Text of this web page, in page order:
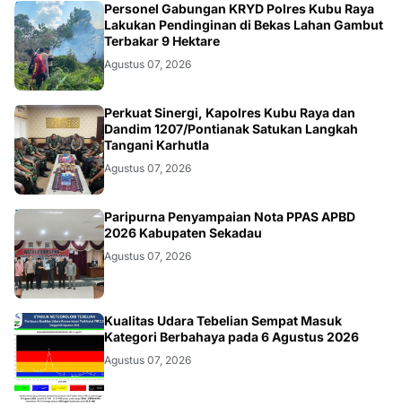
KALBAR
Personel Gabungan KRYD Polres Kubu Raya
Lakukan Pendinginan di Bekas Lahan Gambut
Terbakar 9 Hektare
Agustus 07, 2026
KALBAR
Perkuat Sinergi, Kapolres Kubu Raya dan
Dandim 1207/Pontianak Satukan Langkah
Tangani Karhutla
Agustus 07, 2026
DAERAH
Paripurna Penyampaian Nota PPAS APBD
2026 Kabupaten Sekadau
Agustus 07, 2026
KALBAR
Kualitas Udara Tebelian Sempat Masuk
Kategori Berbahaya pada 6 Agustus 2026
Agustus 07, 2026